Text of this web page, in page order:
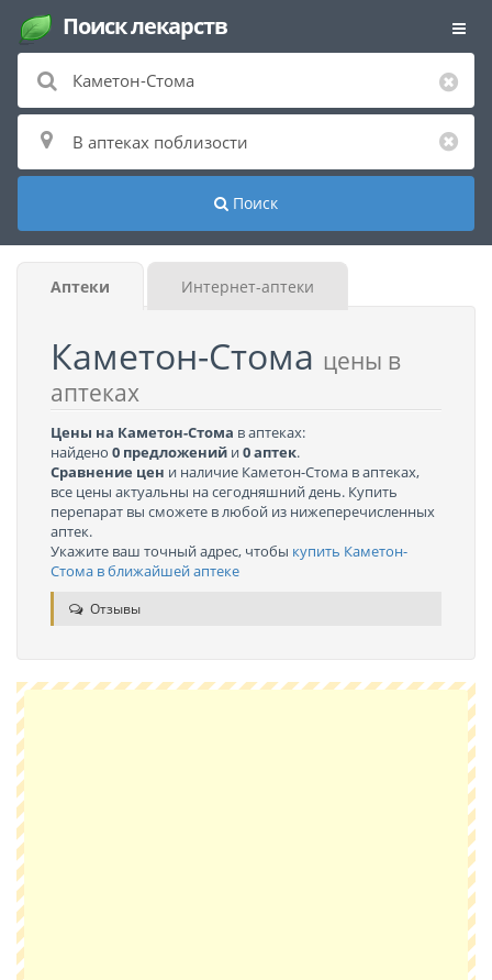
Поиск лекарств
Поиск
Аптеки Интернет-аптеки
Каметон-Стома цены в
аптеках
Цены на Каметон-Стома в аптеках:
найдено 0 предложений и0 аптек.
Сравнение цен и наличие Каметон-Стома в аптеках,
все цены актуальны на сегодняшний день. Купить
перепарат вы сможете в любой из нижеперечисленных
аптек.
Укажите ваш точный адрес, чтобы купить Каметон-
Стома в ближайшей аптеке
Отзывы